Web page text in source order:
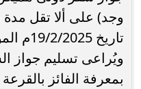
وجد) على ألا تقل
ويُراعى تسليم جواز
بمعرفة الفائز